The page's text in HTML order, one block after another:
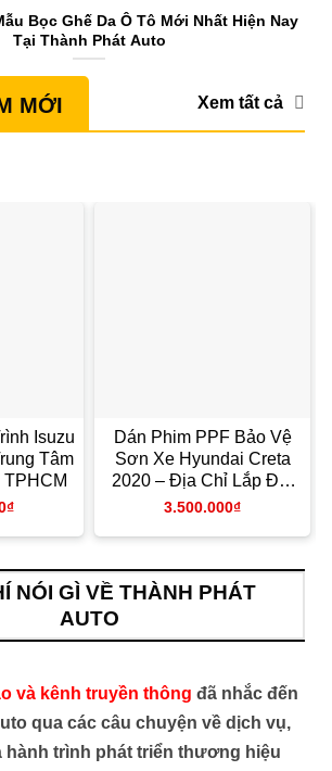
Bọc Ghế Da Ô Tô Mới Nhất Hiện Nay
Tại Thành Phát Auto
MỚI Xem tất cả
Isuzu
Tâm
₫
Dán Phim PPF Bảo Vệ
Sơn Xe Hyundai Creta
2020 – Địa Chỉ Lắp Đặt
Uy Tín TPHCM
3.500.000₫
NÓI GÌ VỀ THÀNH PHÁT
AUTO
và kênh truyền thông đã nhắc đến
qua các câu chuyện về dịch vụ,
hành trình phát triển thương hiệu